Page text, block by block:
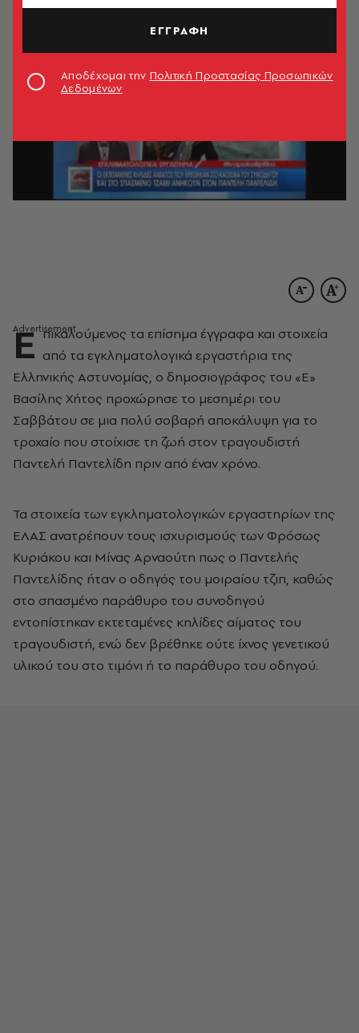
Ε πικαλούμενος τα επίσημα έγγραφα και στοιχεία
από τα εγκληματολογικά εργαστήρια της
Ελληνικής Αστυνομίας, ο δημοσιογράφος του «Ε»
Βασίλης Χήτος προχώρησε το μεσημέρι του
Σαββάτου σε μια πολύ σοβαρή αποκάλυψη για το
τροχαίο που στοίχισε τη ζωή στον τραγουδιστή
Παντελή Παντελίδη πριν από έναν χρόνο.
Τα στοιχεία των εγκληματολογικών εργαστηρίων της
ΕΛΑΣ ανατρέπουν τους ισχυρισμούς των Φρόσως
Κυριάκου και Μίνας Αρναούτη πως ο Παντελής
Παντελίδης ήταν ο οδηγός του μοιραίου τζιπ, καθώς
στο σπασμένο παράθυρο του συνοδηγού
εντοπίστηκαν εκτεταμένες κηλίδες αίματος του
τραγουδιστή, ενώ δεν βρέθηκε ούτε ίχνος γενετικού
υλικού του στο τιμόνι ή το παράθυρο του οδηγού.
ΕΓΓΡΑΦΗ
Αποδέχομαι την Πολιτική Προστασίας Προσωπικών
Δεδομένων